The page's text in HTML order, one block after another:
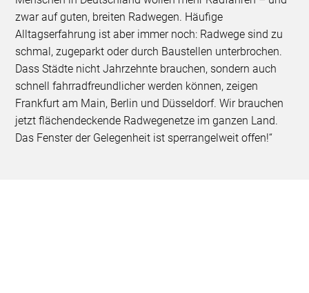
zwar auf guten, breiten Radwegen. Häufige
Alltagserfahrung ist aber immer noch: Radwege sind zu
schmal, zugeparkt oder durch Baustellen unterbrochen.
Dass Städte nicht Jahrzehnte brauchen, sondern auch
schnell fahrradfreundlicher werden können, zeigen
Frankfurt am Main, Berlin und Düsseldorf. Wir brauchen
jetzt flächendeckende Radwegenetze im ganzen Land.
Das Fenster der Gelegenheit ist sperrangelweit offen!“